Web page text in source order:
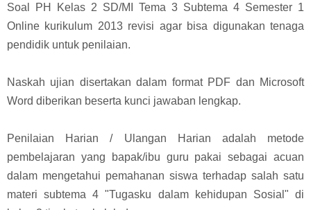
Soal PH Kelas 2 SD/MI Tema 3 Subtema 4 Semester 1
Online kurikulum 2013 revisi agar bisa digunakan tenaga
pendidik untuk penilaian.
Naskah ujian disertakan dalam format PDF dan Microsoft
Word diberikan beserta kunci jawaban lengkap.
Penilaian Harian / Ulangan Harian adalah metode
pembelajaran yang bapak/ibu guru pakai sebagai acuan
dalam mengetahui pemahanan siswa terhadap salah satu
materi subtema 4 "Tugasku dalam kehidupan Sosial" di